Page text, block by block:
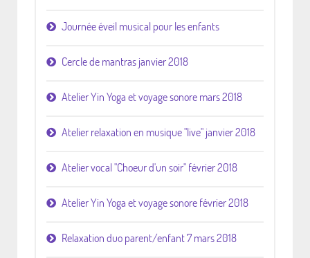
Journée éveil musical pour les enfants
Cercle de mantras janvier 2018
Atelier Yin Yoga et voyage sonore mars 2018
Atelier relaxation en musique "live" janvier 2018
Atelier vocal "Choeur d'un soir" février 2018
Atelier Yin Yoga et voyage sonore février 2018
Relaxation duo parent/enfant 7 mars 2018